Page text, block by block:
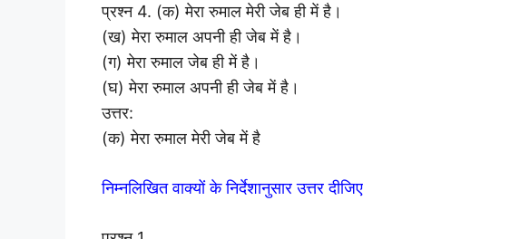
प्रश्न 4. (क) मेरा रुमाल मेरी जेब ही में है।
(ख) मेरा रुमाल अपनी ही जेब में है।
(ग) मेरा रुमाल जेब ही में है।
(घ) मेरा रुमाल अपनी ही जेब में है।
उत्तर:
(क) मेरा रुमाल मेरी जेब में है
निम्नलिखित वाक्यों के निर्देशानुसार उत्तर दीजिए